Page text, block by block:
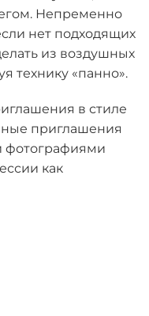
Непременно
нет подходящих
из воздушных
технику «панно».
в стиле
приглашения
фотографиями
как